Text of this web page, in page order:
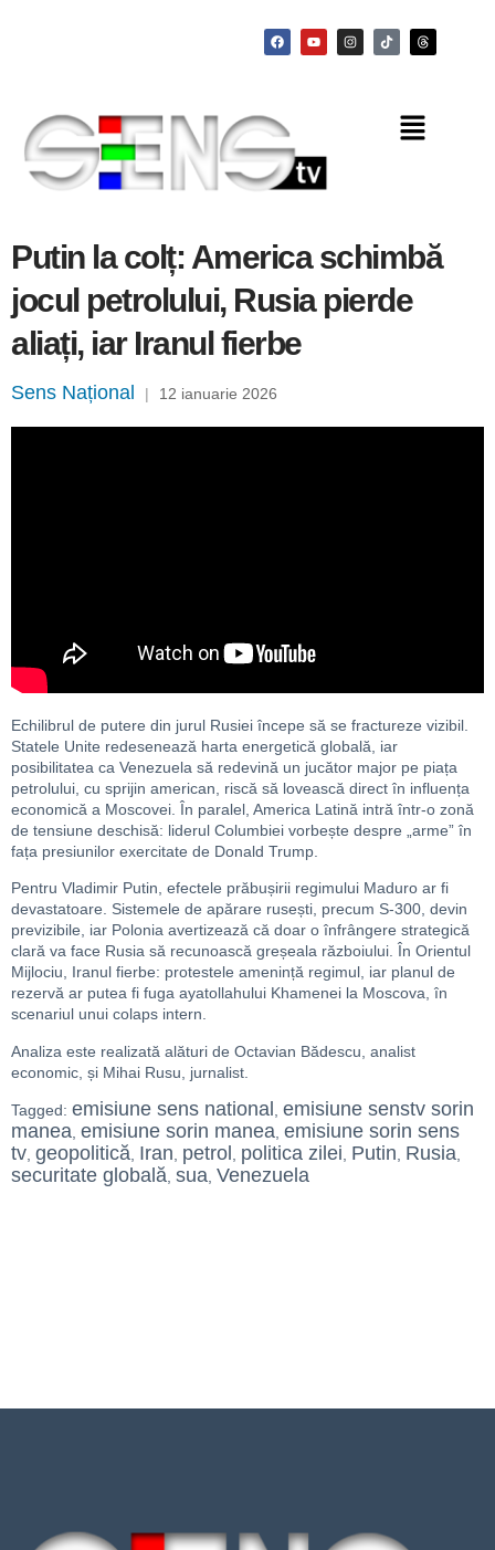
Putin la colț: America schimbă
jocul petrolului, Rusia pierde
aliați, iar Iranul fierbe
Sens Național | 12 ianuarie 2026
Echilibrul de putere din jurul Rusiei începe să se fractureze vizibil.
Statele Unite redesenează harta energetică globală, iar
posibilitatea ca Venezuela să redevină un jucător major pe piața
petrolului, cu sprijin american, riscă să lovească direct în influența
economică a Moscovei. În paralel, America Latină intră într-o zonă
de tensiune deschisă: liderul Columbiei vorbește despre „arme” în
fața presiunilor exercitate de Donald Trump.
Pentru Vladimir Putin, efectele prăbușirii regimului Maduro ar fi
devastatoare. Sistemele de apărare rusești, precum S-300, devin
previzibile, iar Polonia avertizează că doar o înfrângere strategică
clară va face Rusia să recunoască greșeala războiului. În Orientul
Mijlociu, Iranul fierbe: protestele amenință regimul, iar planul de
rezervă ar putea fi fuga ayatollahului Khamenei la Moscova, în
scenariul unui colaps intern.
Analiza este realizată alături de Octavian Bădescu, analist
economic, și Mihai Rusu, jurnalist.
Tagged: emisiune sens national emisiune senstv sorin
manea emisiune sorin manea emisiune sorin sens
tv geopolitică Iran petrol politica zilei Putin Rusia
securitate globală sua Venezuela